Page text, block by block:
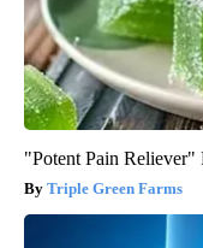
"Potent Pain
Triple Green Farms